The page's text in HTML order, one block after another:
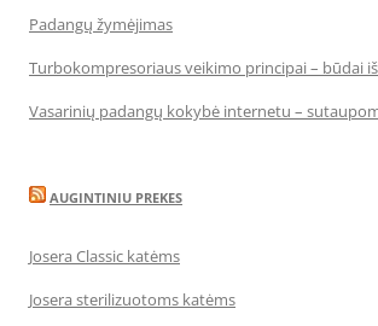
Padangų žymėjimas
Turbokompresoriaus veikimo principai – būdai
Vasarinių padangų kokybė internetu –
AUGINTINIU PREKES
Josera Classic katėms
Josera sterilizuotoms katėms